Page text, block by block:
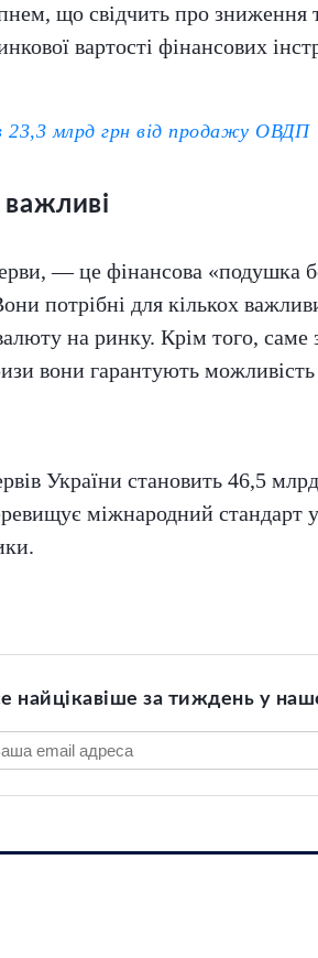
що свідчить про
вартості фінансових
23,3 млрд грн від продажу ОВДП
— це фінансова «подушка
потрібні для кількох
на ринку. Крім того, саме
вони гарантують
України становить 46,5
міжнародний стандарт
найцікавіше за тиждень у